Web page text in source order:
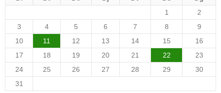
1
2
3
4 5 6 7 8
9
10
11 12 13 14 15
16
17
18 19 20 21 22
23
24
25 26 27 28 29
30
31